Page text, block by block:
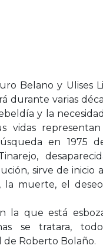
Belano y Ulises
durante varias
y la
vidas
en 1975
sirve de inicio
la muerte, el
la que está
se tratara,
Roberto Bolaño.